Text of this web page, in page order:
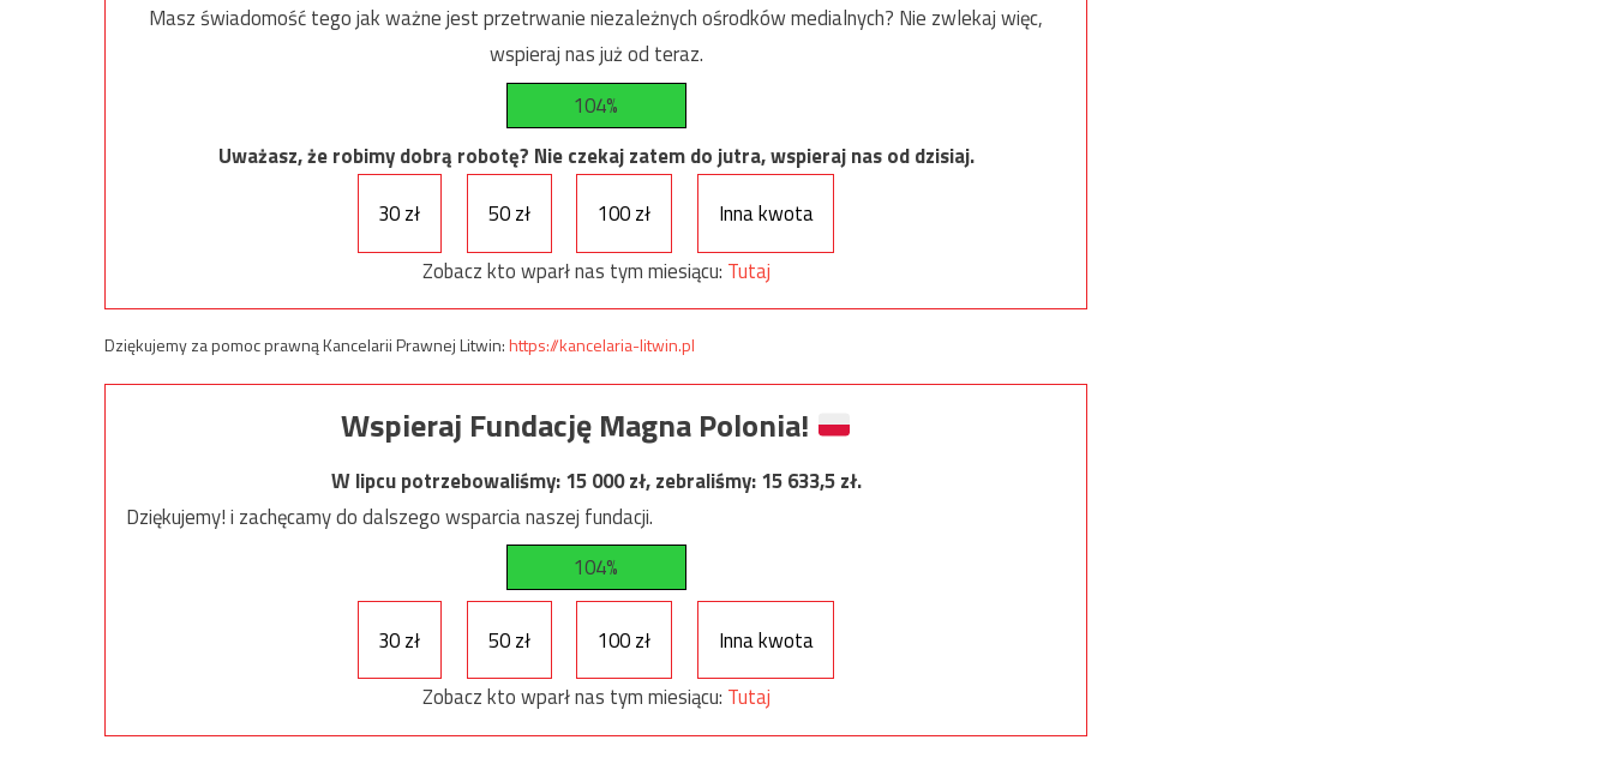
Masz świadomość tego jak ważne jest przetrwanie niezależnych ośrodków medialnych? Nie zwlekaj więc,
wspieraj nas już od teraz.
104%
Uważasz, że robimy dobrą robotę? Nie czekaj zatem do jutra, wspieraj nas od dzisiaj.
30 zł
50 zł 100 zł
Inna kwota
Zobacz kto wparł nas tym miesiącu: Tutaj
Dziękujemy za pomoc prawną Kancelarii Prawnej Litwin:https://kancelaria-litwin.pl
Wspieraj Fundację Magna Polonia!
W lipcu potrzebowaliśmy:15 000zł, zebraliśmy:15 633,5zł.
Dziękujemy! i zachęcamy do dalszego wsparcia naszej fundacji.
104%
30 zł 50 zł 100 zł
Inna kwota
Zobacz kto wparł nas tym miesiącu: Tutaj